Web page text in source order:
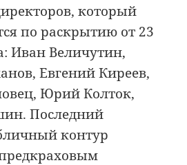
который
по раскрытию от 23
Иван Величутин,
Евгений Киреев,
Юрий Колток,
Последний
контур